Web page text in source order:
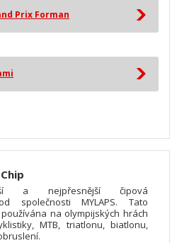
Prix Forman
a nejpřesnější čipová
společnosti MYLAPS. Tato
na olympijských hrách
MTB, triatlonu, biatlonu,